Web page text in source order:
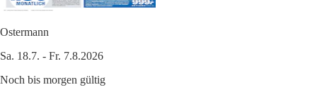
Ostermann
Sa. 18.7. - Fr. 7.8.2026
Noch bis morgen gültig